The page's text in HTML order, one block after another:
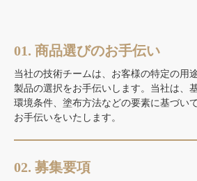
01. 商品選びのお手伝い
当社の技術チームは、お客様の特定の用
製品の選択をお手伝いします。当社は、
環境条件、塗布方法などの要素に基づい
お手伝いをいたします。
02. 募集要項